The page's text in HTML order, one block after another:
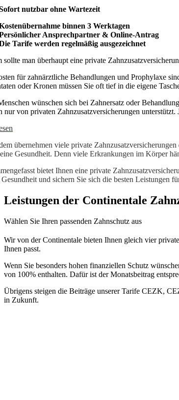
nutzbar ohne Wartezeit
binnen 3 Werktagen
Ansprechpartner & Online-Antrag
Tarife werden regelmäßig ausgezeichnet
sollte man überhaupt eine private
für zahnärztliche Behandlungen und Prophylaxe
oder Kronen müssen Sie oft tief in die eigene
wünschen sich bei Zahnersatz oder
nur von privaten Zahnzusatzversicherungen
übernehmen viele private
Gesundheit. Denn viele Erkrankungen im Körper
bietet Ihnen eine private
und sichern Sie sich die besten Leistungen
Leistungen der Continentale
Wählen Sie Ihren passenden Zahnschutz aus
Wir von der Continentale bieten Ihnen gleich vier
Ihnen passt.
Wenn Sie besonders hohen finanziellen Schutz
von 100% enthalten. Dafür ist der Monatsbeitrag
Übrigens steigen die Beiträge unserer Tarife CEZK,
in Zukunft.